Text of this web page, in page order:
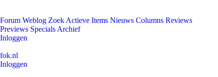
Forum Weblog Zoek Actieve Items Nieuws Columns Reviews
Previews Specials Archief
Inloggen
fok.nl
Inloggen